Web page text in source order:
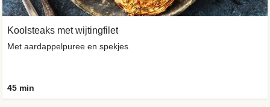
Koolsteaks met wijtingfilet
Met aardappelpuree en spekjes
45 min